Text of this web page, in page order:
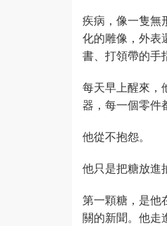
疾病，像一隻無
化的雕像，外表
書、打領帶的手
每天早上醒來，
器，每一個零件
他從不抱怨。
他只是把糖放進
第一顆糖，是他
關的新聞。他走